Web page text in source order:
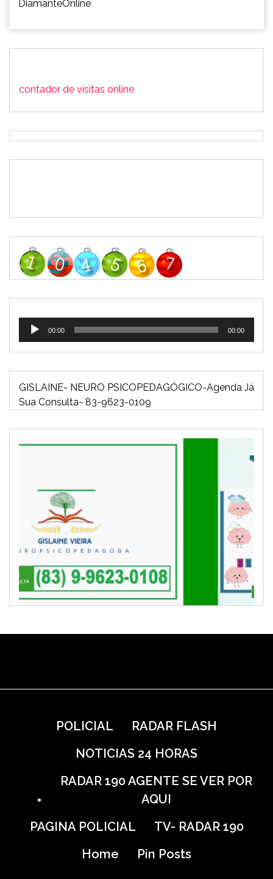
DiamanteOnline
contador de visitas online
Tocador
áudio
00:00 00:00
GISLAINE- NEURO PSICOPEDAGÓGICO-Agenda Já
Sua Consulta- 83-9623-0109
POLICIAL
RADAR FLASH
NOTICIAS 24 HORAS
RADAR 190 AGENTE SE VER POR
AQUI
PAGINA POLICIAL
TV- RADAR 190
Home
Pin Posts